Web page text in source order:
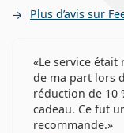
Plus d’avis sur
Le service
de ma part lors
réduction de 10
cadeau. Ce fut
recommande.